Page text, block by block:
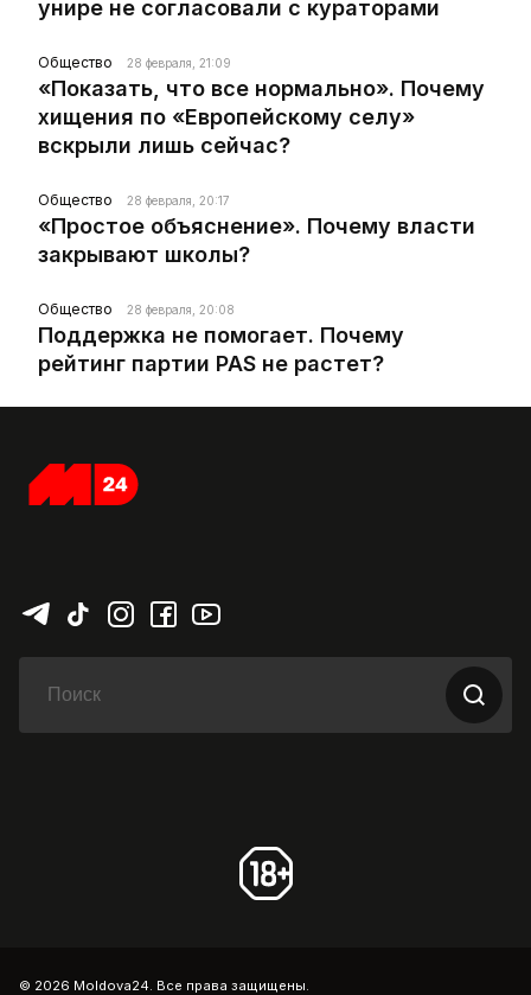
унире не согласовали с кураторами
Общество 28 февраля, 21:09
«Показать, что все нормально». Почему
хищения по «Европейскому селу»
вскрыли лишь сейчас?
Общество 28 февраля, 20:17
«Простое объяснение». Почему власти
закрывают школы?
Общество 28 февраля, 20:08
Поддержка не помогает. Почему
рейтинг партии PAS не растет?
© 2026 Moldova24. Все права защищены.